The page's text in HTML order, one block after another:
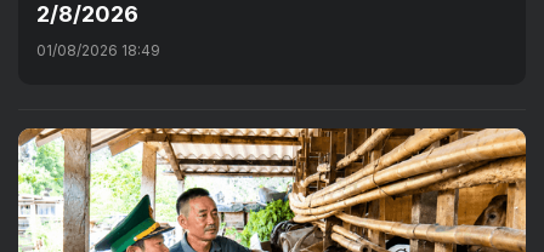
2/8/2026
01/08/2026 18:49